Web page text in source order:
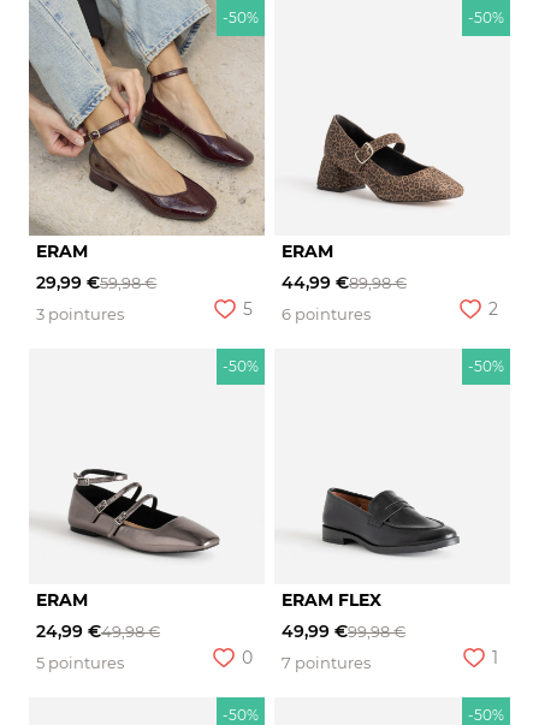
-50%
ERAM
29,99 €59,98 €
3 pointures
5
-50%
ERAM
44,99 €89,98 €
6 pointures
2
-50%
ERAM
24,99 €49,98 €
5 pointures
0
-50%
ERAM FLEX
49,99 €99,98 €
7 pointures
1
-50% -50%